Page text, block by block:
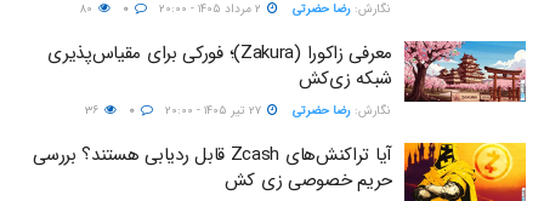
نگارش:‌ رضا حضرتی
معرفی زاکورا (Zakura)؛ فورکی برای مقیاس‌پذیری
شبکه زی‌کش
نگارش:‌ رضا حضرتی
آیا تراکنش‌های Zcash قابل ردیابی هستند؟ بررسی
حریم خصوصی زی‌ کش